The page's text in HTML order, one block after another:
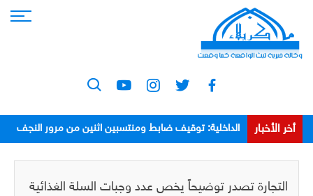
أخر الأخبار
الداخلية: توقيف ضابط ومنتسبين اثنين من مرور النجف
التجارة تصدر توضيحاً يخص عدد وجبات السلة الغذائية